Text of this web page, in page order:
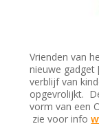
Vrienden van
nieuwe gadget
verblijf van
opgevrolijkt.
vorm van een
zie voor info